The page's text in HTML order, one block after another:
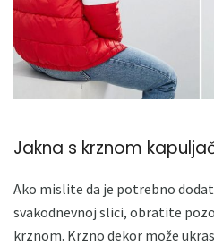
Jakna s krznom
Ako mislite da je potrebno
svakodnevnoj slici, obratite
krznom. Krzno dekor može